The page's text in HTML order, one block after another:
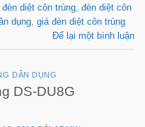
đèn diệt côn trùng, đèn diệt côn
dụng, giá đèn diệt côn trùng
Để lại một bình luận
DÂN DỤNG
DS-DU8G